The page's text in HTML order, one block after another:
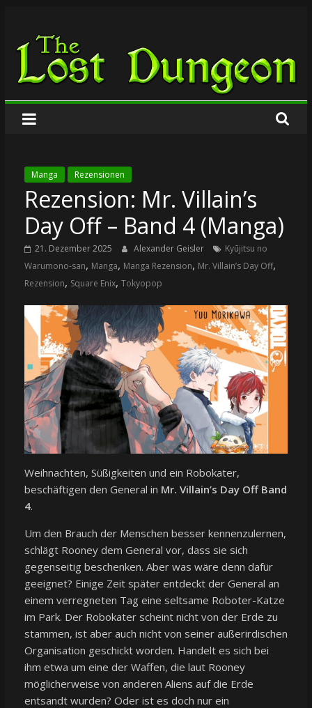
springen
The
Lost
Dungeon
Manga Rezensionen
Rezension: Mr. Villain’s
Day Off – Band 4 (Manga)
21. Dezember 2025 Alexander Geisler
Kyūjitsu no
Warumono-san, Manga, Manga Rezension, Mr. Villain’s Day Off,
Rezension, Square Enix, Tokyopop
Weihnachten, Süßigkeiten und ein Robokater,
beschäftigen den General in Mr. Villain’s Day Off Band
4.
Um den Brauch der Menschen besser kennenzulernen,
schlägt Rooney dem General vor, dass sie sich
gegenseitig beschenken. Aber was wäre denn dafür
geeignet? Einige Zeit später entdeckt der General an
einem verregneten Tag eine seltsame Roboter-Katze
im Park. Der Robokater scheint nicht von der Erde zu
stammen, ist aber auch nicht von seiner außerirdischen
Organisation geschickt worden. Handelt es sich bei
ihm etwa um eine der Waffen, die laut Rooney
möglicherweise von anderen Aliens auf die Erde
entsandt wurden? Oder ist es doch nur ein